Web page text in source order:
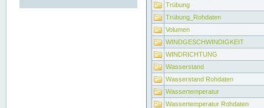
Trübung
Trübung_Rohdaten
Volumen
WINDGESCHWINDIGKEIT
WINDRICHTUNG
Wasserstand
Wasserstand Rohdaten
Wassertemperatur
Wassertemperatur Rohdaten